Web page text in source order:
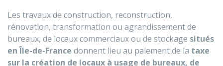
Les travaux de construction, reconstruction,
rénovation, transformation ou agrandissement de
bureaux, de locaux commerciaux ou de stockage situés
en Île-de-France donnent lieu au paiement de la taxe
sur la création de locaux à usage de bureaux, de